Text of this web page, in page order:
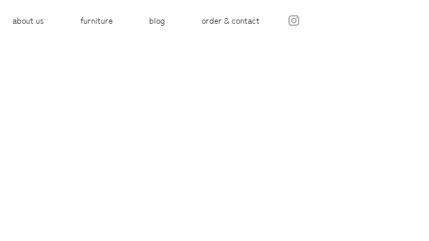
about us furniture blog order & contact